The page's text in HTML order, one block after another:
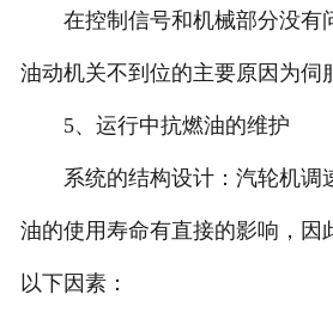
在控制信号和机械部分没有
油动机关不到位的主要原因为伺
5、运行中抗燃油的维护
系统的结构设计：汽轮机调
油的使用寿命有直接的影响，因
以下因素：